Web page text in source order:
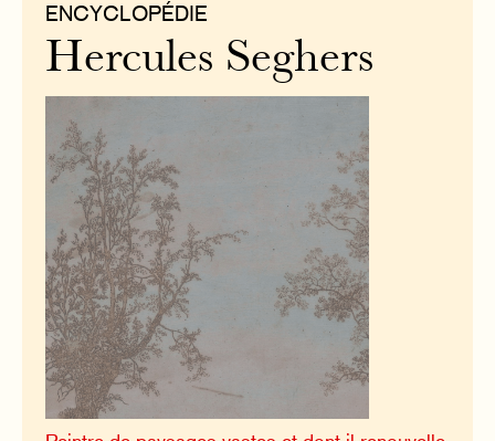
ENCYCLOPÉDIE
Hercules Seghers